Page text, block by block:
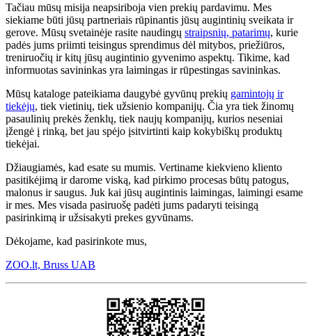
Tačiau mūsų misija neapsiriboja vien prekių pardavimu. Mes
siekiame būti jūsų partneriais rūpinantis jūsų augintinių sveikata ir
gerove. Mūsų svetainėje rasite naudingų straipsnių, patarimų, kurie
padės jums priimti teisingus sprendimus dėl mitybos, priežiūros,
treniruočių ir kitų jūsų augintinio gyvenimo aspektų. Tikime, kad
informuotas savininkas yra laimingas ir rūpestingas savininkas.
Mūsų kataloge pateikiama daugybė gyvūnų prekių gamintojų ir
tiekėjų, tiek vietinių, tiek užsienio kompanijų. Čia yra tiek žinomų
pasaulinių prekės ženklų, tiek naujų kompanijų, kurios neseniai
įžengė į rinką, bet jau spėjo įsitvirtinti kaip kokybiškų produktų
tiekėjai.
Džiaugiamės, kad esate su mumis. Vertiname kiekvieno kliento
pasitikėjimą ir darome viską, kad pirkimo procesas būtų patogus,
malonus ir saugus. Juk kai jūsų augintinis laimingas, laimingi esame
ir mes. Mes visada pasiruošę padėti jums padaryti teisingą
pasirinkimą ir užsisakyti prekes gyvūnams.
Dėkojame, kad pasirinkote mus,
ZOO.lt, Bruss UAB